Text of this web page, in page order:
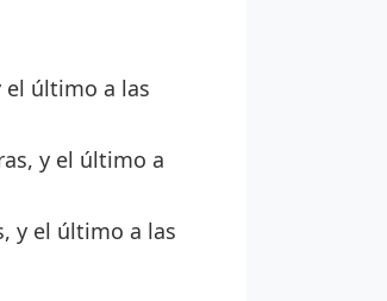
el último a las
y el último a
y el último a las